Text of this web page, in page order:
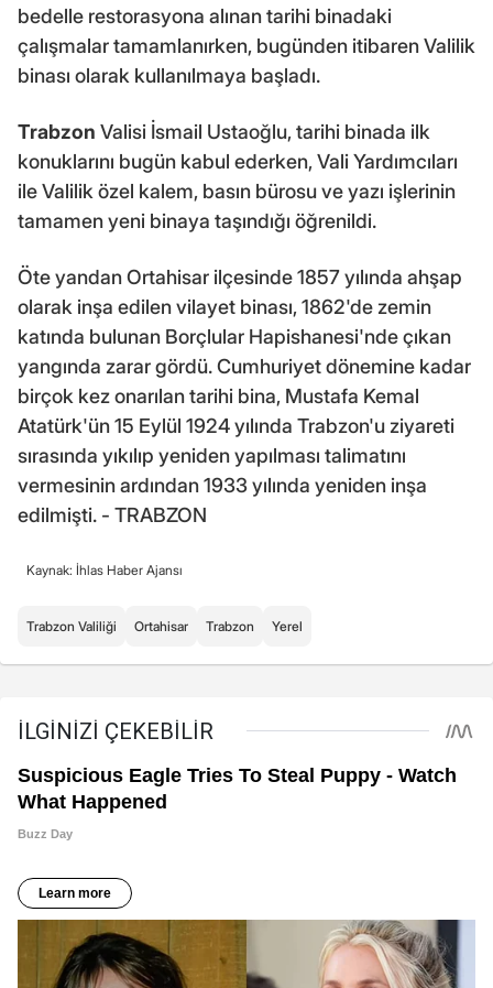
bedelle restorasyona alınan tarihi binadaki
çalışmalar tamamlanırken, bugünden itibaren Valilik
binası olarak kullanılmaya başladı.
Trabzon Valisi İsmail Ustaoğlu, tarihi binada ilk
konuklarını bugün kabul ederken, Vali Yardımcıları
ile Valilik özel kalem, basın bürosu ve yazı işlerinin
tamamen yeni binaya taşındığı öğrenildi.
Öte yandan Ortahisar ilçesinde 1857 yılında ahşap
olarak inşa edilen vilayet binası, 1862'de zemin
katında bulunan Borçlular Hapishanesi'nde çıkan
yangında zarar gördü. Cumhuriyet dönemine kadar
birçok kez onarılan tarihi bina, Mustafa Kemal
Atatürk'ün 15 Eylül 1924 yılında Trabzon'u ziyareti
sırasında yıkılıp yeniden yapılması talimatını
vermesinin ardından 1933 yılında yeniden inşa
edilmişti. - TRABZON
Kaynak: İhlas Haber Ajansı
Trabzon Valiliği Ortahisar Trabzon Yerel